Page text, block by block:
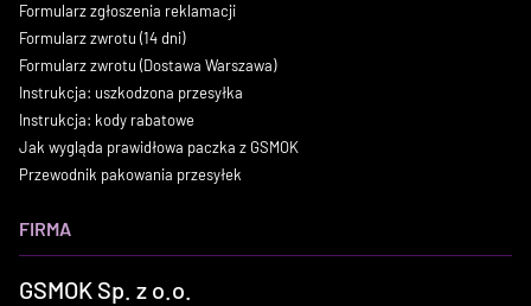
Formularz zgłoszenia reklamacji
Formularz zwrotu (14 dni)
Formularz zwrotu (Dostawa Warszawa)
Instrukcja: uszkodzona przesyłka
Instrukcja: kody rabatowe
Jak wygląda prawidłowa paczka z GSMOK
Przewodnik pakowania przesyłek
FIRMA
GSMOK Sp. z o.o.